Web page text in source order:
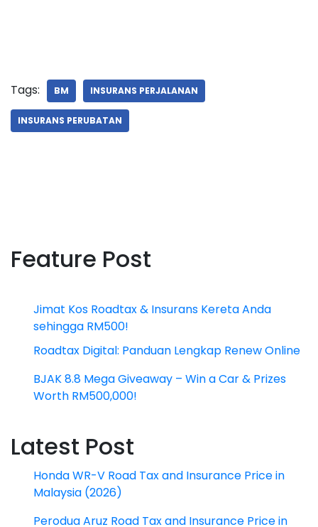
Tags: BM INSURANS PERJALANAN
INSURANS PERUBATAN
Feature Post
Jimat Kos Roadtax & Insurans Kereta Anda
sehingga RM500!
Roadtax Digital: Panduan Lengkap Renew Online
BJAK 8.8 Mega Giveaway – Win a Car & Prizes
Worth RM500,000!
Latest Post
Honda WR-V Road Tax and Insurance Price in
Malaysia (2026)
Perodua Aruz Road Tax and Insurance Price in